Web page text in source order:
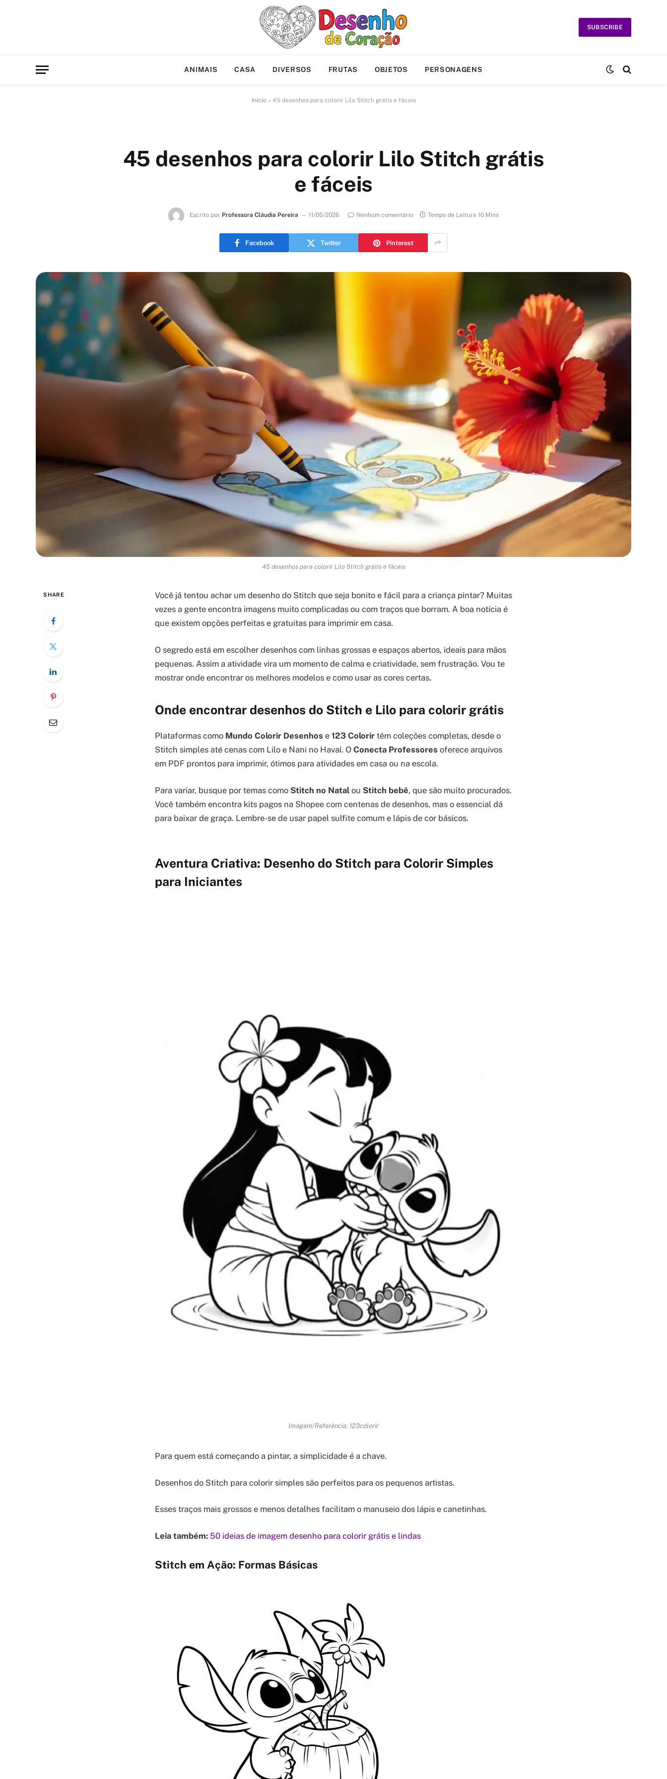
SUBSCRIBE
ANIMAIS CASA DIVERSOS FRUTAS OBJETOS PERSONAGENS
Início » 45 desenhos para colorir Lilo Stitch grátis e fáceis
45 desenhos para colorir Lilo Stitch grátis
e fáceis
Escrito por Professora Cláudia Pereira 11/05/2026 Nenhum comentário Tempo de Leitura 10 Mins
Facebook Twitter Pinterest
45 desenhos para colorir Lilo Stitch grátis e fáceis
SHARE
Você já tentou achar um desenho do Stitch que seja bonito e fácil para a criança pintar? Muitas
vezes a gente encontra imagens muito complicadas ou com traços que borram. A boa notícia é
que existem opções perfeitas e gratuitas para imprimir em casa.
O segredo está em escolher desenhos com linhas grossas e espaços abertos, ideais para mãos
pequenas. Assim a atividade vira um momento de calma e criatividade, sem frustração. Vou te
mostrar onde encontrar os melhores modelos e como usar as cores certas.
Onde encontrar desenhos do Stitch e Lilo para colorir grátis
Plataformas como Mundo Colorir Desenhos e 123 Colorir têm coleções completas, desde o
Stitch simples até cenas com Lilo e Nani no Havaí. O Conecta Professores oferece arquivos
em PDF prontos para imprimir, ótimos para atividades em casa ou na escola.
Para variar, busque por temas como Stitch no Natal ou Stitch bebê, que são muito procurados.
Você também encontra kits pagos na Shopee com centenas de desenhos, mas o essencial dá
para baixar de graça. Lembre-se de usar papel sulfite comum e lápis de cor básicos.
Aventura Criativa: Desenho do Stitch para Colorir Simples
para Iniciantes
Imagem/Referência: 123colorir
Para quem está começando a pintar, a simplicidade é a chave.
Desenhos do Stitch para colorir simples são perfeitos para os pequenos artistas.
Esses traços mais grossos e menos detalhes facilitam o manuseio dos lápis e canetinhas.
Leia também: 50 ideias de imagem desenho para colorir grátis e lindas
Stitch em Ação: Formas Básicas